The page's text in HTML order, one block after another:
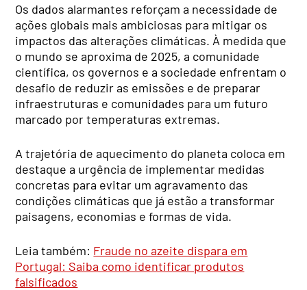
Os dados alarmantes reforçam a necessidade de
ações globais mais ambiciosas para mitigar os
impactos das alterações climáticas. À medida que
o mundo se aproxima de 2025, a comunidade
científica, os governos e a sociedade enfrentam o
desafio de reduzir as emissões e de preparar
infraestruturas e comunidades para um futuro
marcado por temperaturas extremas.
A trajetória de aquecimento do planeta coloca em
destaque a urgência de implementar medidas
concretas para evitar um agravamento das
condições climáticas que já estão a transformar
paisagens, economias e formas de vida.
Leia também: Fraude no azeite dispara em
Portugal: Saiba como identificar produtos
falsificados